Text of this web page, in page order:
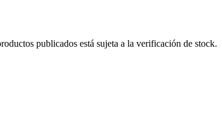
publicados está sujeta a la verificación de stock.